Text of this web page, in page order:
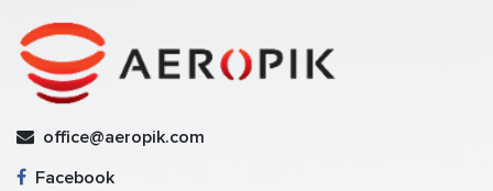
office@aeropik.com
Facebook